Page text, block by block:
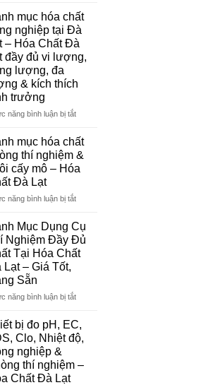
Chất
Đà
Lạt
–
Đơn
Cung
Thiết
Bị
Thí
Tín
Đà
Lạt
mục hóa chất
nghiệp tại Đà
– Hóa Chất Đà
đầy đủ vi lượng,
lượng, đa
& kích thích
trưởng
năng bình luận bị tắtở
mục
chất
nông
tại
Lạt
–
Hóa
Chất
đầy
lượng,
trung
đa
mục hóa chất
thí nghiệm &
cấy mô – Hóa
Đà Lạt
năng bình luận bị tắtở
mục
hóa
chất
phòng
&
mô
–
Chất
Mục Dụng Cụ
Nghiệm Đầy Đủ
Tại Hóa Chất
Lạt – Giá Tốt,
Sẵn
năng bình luận bị tắtở
Mục
Dụng
Cụ
Nghiệm
bị đo pH, EC,
Clo, Nhiệt độ,
nghiệp &
thí nghiệm –
Chất Đà Lạt